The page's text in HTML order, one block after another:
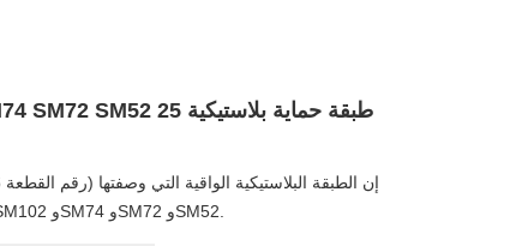
والتلف في مطابع هايدلبيرج، وخاصة الطرازات SM102 وSM74 وSM72 وSM52.